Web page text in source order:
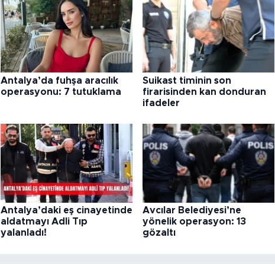
Antalya’da fuhşa aracılık
operasyonu: 7 tutuklama
Suikast timinin son
firarisinden kan donduran
ifadeler
Antalya’daki eş cinayetinde
aldatmayı Adli Tıp
yalanladı!
Avcılar Belediyesi’ne
yönelik operasyon: 13
gözaltı